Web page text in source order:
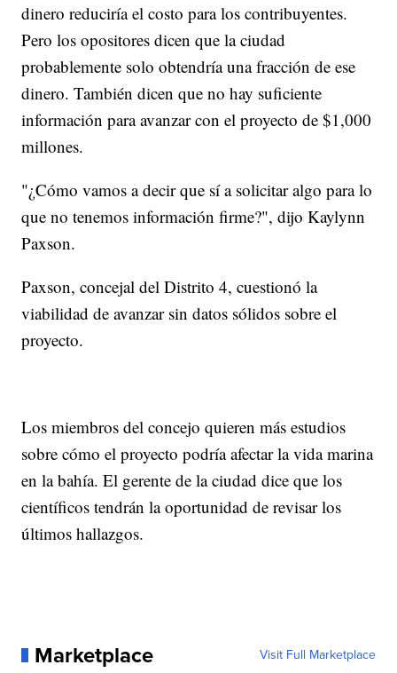
dinero reduciría el costo para los contribuyentes.
Pero los opositores dicen que la ciudad
probablemente solo obtendría una fracción de ese
dinero. También dicen que no hay suficiente
información para avanzar con el proyecto de $1,000
millones.
"¿Cómo vamos a decir que sí a solicitar algo para lo
que no tenemos información firme?", dijo Kaylynn
Paxson.
Paxson, concejal del Distrito 4, cuestionó la
viabilidad de avanzar sin datos sólidos sobre el
proyecto.
Los miembros del concejo quieren más estudios
sobre cómo el proyecto podría afectar la vida marina
en la bahía. El gerente de la ciudad dice que los
científicos tendrán la oportunidad de revisar los
últimos hallazgos.
Marketplace Visit Full Marketplace